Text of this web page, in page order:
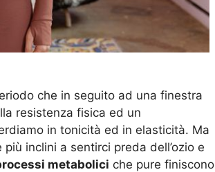
che in seguito ad una finestra
resistenza fisica ed un
in tonicità ed in elasticità. Ma
inclini a sentirci preda dell’ozio e
metabolici che pure finiscono